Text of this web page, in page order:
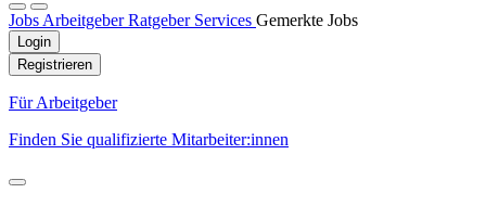
Jobs ArbeitgeberRatgeber Services Gemerkte Jobs
Login
Registrieren
Für Arbeitgeber
Finden Sie qualifizierte Mitarbeiter:innen